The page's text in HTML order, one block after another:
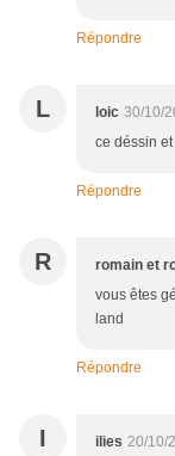
Répondre
L loic 30/10/
ce déssin et
Répondre
R romain et
vous êtes
land
Répondre
I ilies 20/10/